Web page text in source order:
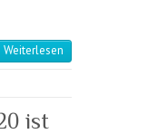
Weiterlesen
ist